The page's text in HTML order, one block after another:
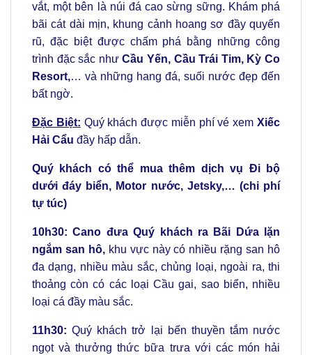
vắt, một bên là núi đá cao sừng sững. Khám phá
bãi cát dài mịn, khung cảnh hoang sơ đầy quyến
rũ, đặc biệt được chấm phá bằng những công
trình đặc sắc nhưCầu Yến, Cầu Trái Tim, Kỳ Co
Resort,… và những hang đá, suối nước đẹp đến
bất ngờ.
Đặc Biệt: Quý khách được miễn phí vé xemXiếc
Hải Cẩu đầy hấp dẫn.
Quý khách có thể mua thêm dịch vụ Đi bộ
dưới đáy biển, Motor nước, Jetsky,… (chi phí
tự túc)
10h30: Cano đưa Quý khách ra Bãi Dứa lặn
ngắm san hô, khu vực này có nhiều rặng san hô
đa dạng, nhiều màu sắc, chủng loại, ngoài ra, thi
thoảng còn có các loại Cầu gai, sao biển, nhiều
loại cá đầy màu sắc.
11h30: Quý khách trở lại bến thuyền tắm nước
ngọt và thưởng thức bữa trưa với các món hải